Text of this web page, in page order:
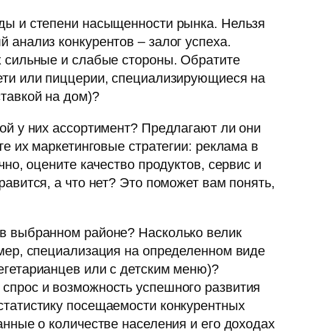
и степени насыщенности рынка. Нельзя
конкурентов – залог успеха.
и слабые стороны. Обратите
или пиццерии, специализирующиеся на
на дом)?
у них ассортимент? Предлагают ли они
их маркетинговые стратегии: реклама в
оцените качество продуктов, сервис и
а что нет? Это поможет вам понять,
выбранном районе? Насколько велик
специализация на определенном виде
или с детским меню)?
и возможность успешного развития
посещаемости конкурентных
о количестве населения и его доходах